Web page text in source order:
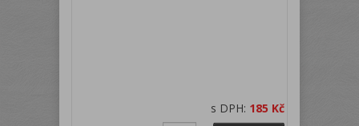
s DPH: 185 Kč